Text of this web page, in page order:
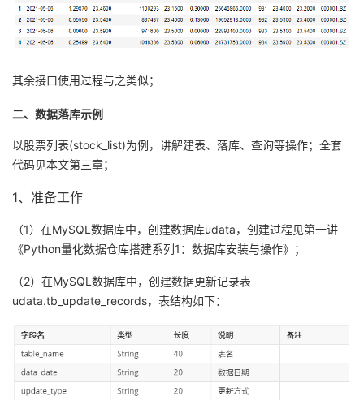
课
的
我
验
收
术
云
议
其余接口使用过程与之类似；
二、数据落库示例
以股票列表(stock_list)为例，讲解建表、落库、查询等操作；全套
代码见本文第三章；
1、准备工作
（1）在MySQL数据库中，创建数据库udata，创建过程见第一讲
《Python量化数据仓库搭建系列1：数据库安装与操作》；
（2）在MySQL数据库中，创建数据更新记录表
udata.tb_update_records，表结构如下：